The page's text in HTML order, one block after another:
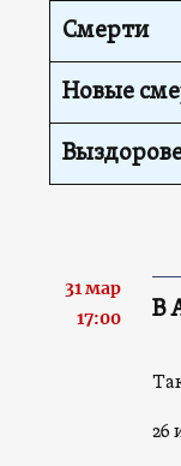
Смерти
Новые
31 мар
17:00
В
26